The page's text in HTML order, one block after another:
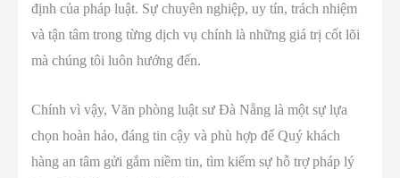
định của pháp luật. Sự chuyên nghiệp, uy tín, trách nhiệm
và tận tâm trong từng dịch vụ chính là những giá trị cốt lõi
mà chúng tôi luôn hướng đến.
Chính vì vậy, Văn phòng luật sư Đà Nẵng là một sự lựa
chọn hoàn hảo, đáng tin cậy và phù hợp để Quý khách
hàng an tâm gửi gắm niềm tin, tìm kiếm sự hỗ trợ pháp lý